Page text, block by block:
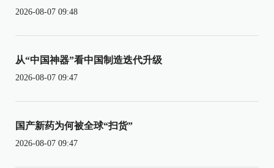
2026-08-07 09:48
从“中国神器”看中国制造迭代升级
2026-08-07 09:47
国产新药为何被全球“扫货”
2026-08-07 09:47